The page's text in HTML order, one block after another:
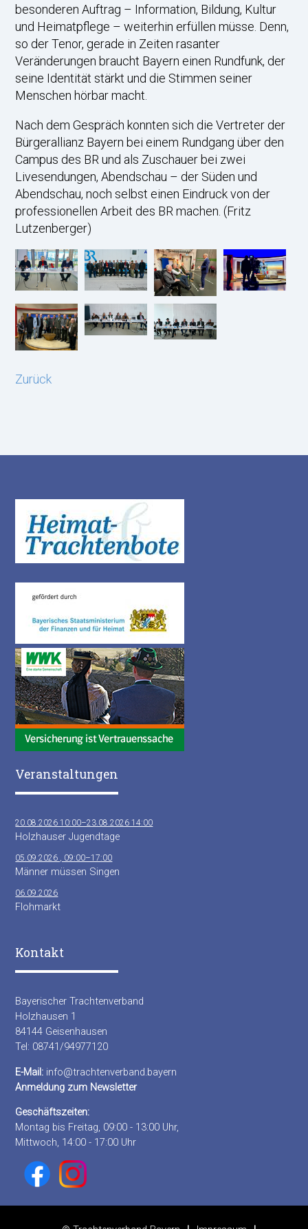
besonderen Auftrag – Information, Bildung, Kultur
und Heimatpflege – weiterhin erfüllen müsse. Denn,
so der Tenor, gerade in Zeiten rasanter
Veränderungen braucht Bayern einen Rundfunk, der
seine Identität stärkt und die Stimmen seiner
Menschen hörbar macht.
Nach dem Gespräch konnten sich die Vertreter der
Bürgerallianz Bayern bei einem Rundgang über den
Campus des BR und als Zuschauer bei zwei
Livesendungen, Abendschau – der Süden und
Abendschau, noch selbst einen Eindruck von der
professionellen Arbeit des BR machen. (Fritz
Lutzenberger)
Zurück
Veranstaltungen
20.08.2026 10:00–23.08.2026 14:00
Holzhauser Jugendtage
05.09.2026 , 09:00–17:00
Männer müssen Singen
06.09.2026
Flohmarkt
Kontakt
Bayerischer Trachtenverband
Holzhausen 1
84144 Geisenhausen
Tel: 08741/94977120
E-Mail: info@trachtenverband.bayern
Anmeldung zum Newsletter
Geschäftszeiten:
Montag bis Freitag, 09:00 - 13:00 Uhr,
Mittwoch, 14:00 - 17:00 Uhr